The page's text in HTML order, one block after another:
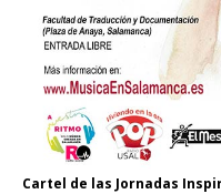
Cartel de las Jornadas